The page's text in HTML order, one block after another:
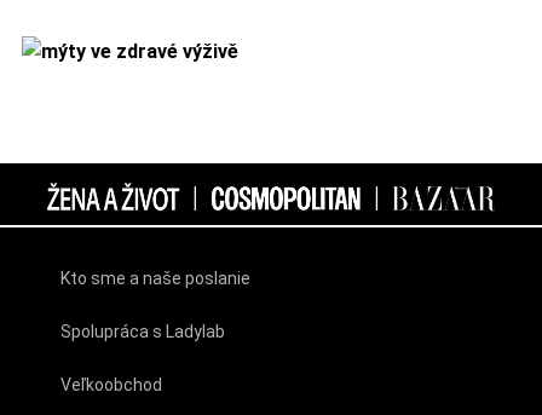
Kto sme a naše poslanie
Spolupráca s Ladylab
Veľkoobchod